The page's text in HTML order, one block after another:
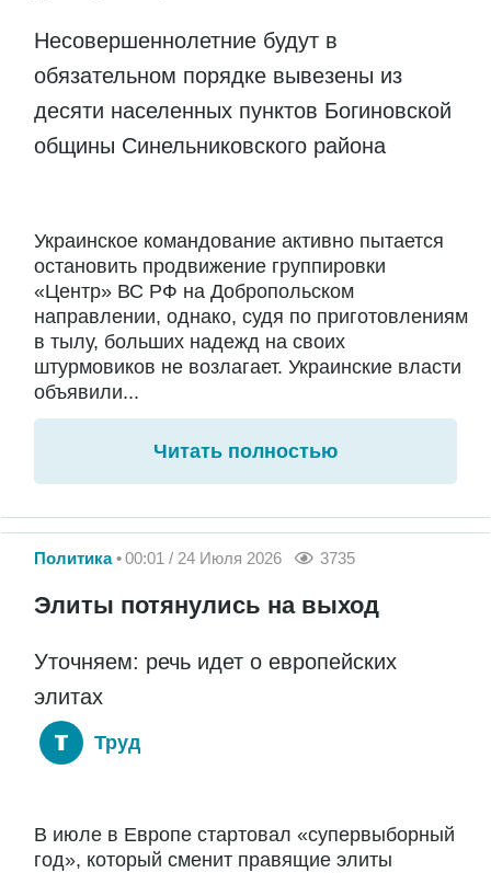
Несовершеннолетние будут в
обязательном порядке вывезены из
десяти населенных пунктов Богиновской
общины Синельниковского района
Украинское командование активно пытается
остановить продвижение группировки
«Центр» ВС РФ на Добропольском
направлении, однако, судя по приготовлениям
в тылу, больших надежд на своих
штурмовиков не возлагает. Украинские власти
объявили...
Читать полностью
Политика 00:01 / 24 Июля 2026 3735
Элиты потянулись на выход
Уточняем: речь идет о европейских
элитах
Труд
В июле в Европе стартовал «супервыборный
год», который сменит правящие элиты